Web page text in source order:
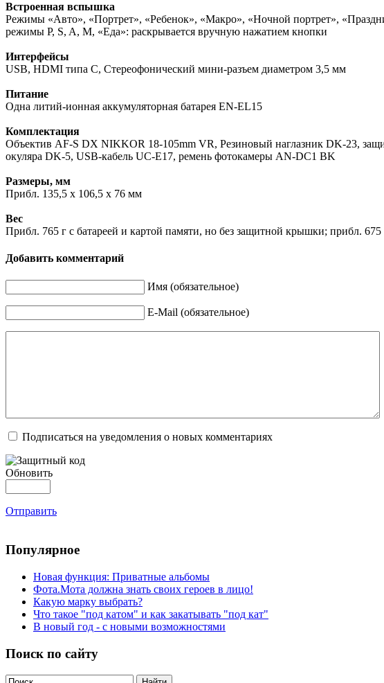
Встроенная вспышка
Режимы «Авто», «Портрет», «Ребенок», «Макро», «Ночной портрет»,
режимы P, S, A, M, «Еда»: раскрывается вручную нажатием кнопки
Интерфейсы
USB, HDMI типа C, Стереофонический мини-разъем диаметром 3,5 мм
Питание
Одна литий-ионная аккумуляторная батарея EN-EL15
Комплектация
Объектив AF-S DX NIKKOR 18-105mm VR, Резиновый наглазник DK-23,
окуляра DK-5, USB-кабель UC-E17, ремень фотокамеры AN-DC1 BK
Размеры, мм
Прибл. 135,5 x 106,5 x 76 мм
Вес
Прибл. 765 г с батареей и картой памяти, но без защитной крышки; прибл.
Добавить комментарий
Имя (обязательное)
E-Mail (обязательное)
Подписаться на уведомления о новых комментариях
Обновить
Отправить
Популярное
Новая функция: Приватные альбомы
Фота.Мота должна знать своих героев в лицо!
Какую марку выбрать?
Что такое "под катом" и как закатывать "под кат"
В новый год - с новыми возможностями
Поиск по сайту